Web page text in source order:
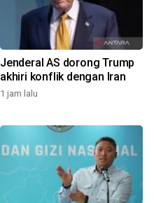
Jenderal AS dorong Trump
akhiri konflik dengan Iran
1 jam lalu